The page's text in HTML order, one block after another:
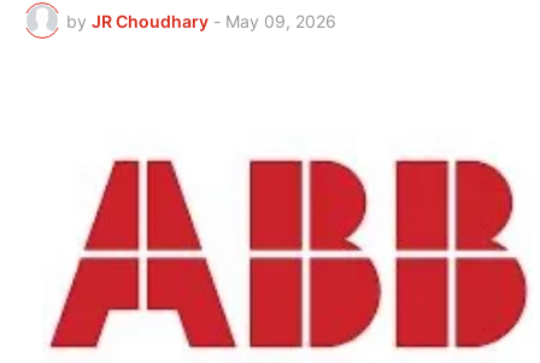
by JR Choudhary - May 09, 2026